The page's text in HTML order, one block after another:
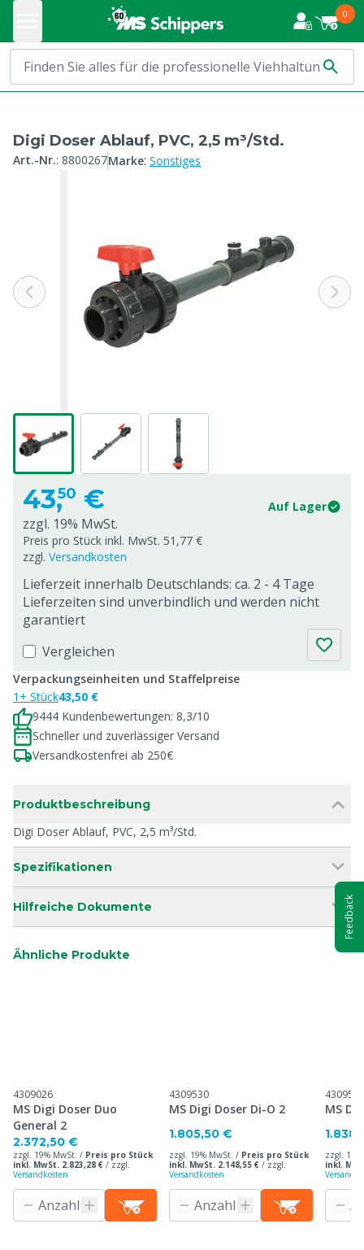
0
Digi Doser Ablauf, PVC, 2,5 m³/Std.
Art.-Nr.: 8800267Marke: Sonstiges
43,50 € Auf Lager
zzgl. 19% MwSt.
Preis pro Stück inkl. MwSt. 51,77 €
zzgl. Versandkosten
Lieferzeit innerhalb Deutschlands: ca. 2 - 4 Tage
Lieferzeiten sind unverbindlich und werden nicht
garantiert
Vergleichen
Verpackungseinheiten und Staffelpreise
1+ Stück43,50 €
9444 Kundenbewertungen: 8,3/10
Schneller und zuverlässiger Versand
Versandkostenfrei ab 250€
Produktbeschreibung
Digi Doser Ablauf, PVC, 2,5 m³/Std.
Spezifikationen
Hilfreiche Dokumente
Ähnliche Produkte
4309026
MS Digi Doser Duo
General 2
2.372,50 €
zzgl. 19% MwSt. / Preis pro Stück
inkl. MwSt. 2.823,28 € / zzgl.
Versandkosten
4309530
MS Digi Doser Di-O 2
1.805,50 €
zzgl. 19% MwSt. / Preis pro Stück
inkl. MwSt. 2.148,55 € / zzgl.
Versandkosten
4309535
MS
zzgl.
inkl.
Feedback